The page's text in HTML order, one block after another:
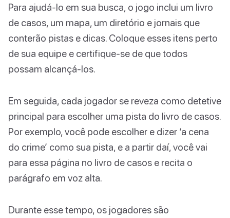
Para ajudá-lo em sua busca, o jogo inclui um livro
de casos, um mapa, um diretório e jornais que
conterão pistas e dicas. Coloque esses itens perto
de sua equipe e certifique-se de que todos
possam alcançá-los.
Em seguida, cada jogador se reveza como detetive
principal para escolher uma pista do livro de casos.
Por exemplo, você pode escolher e dizer ‘a cena
do crime’ como sua pista, e a partir daí, você vai
para essa página no livro de casos e recita o
parágrafo em voz alta.
Durante esse tempo, os jogadores são